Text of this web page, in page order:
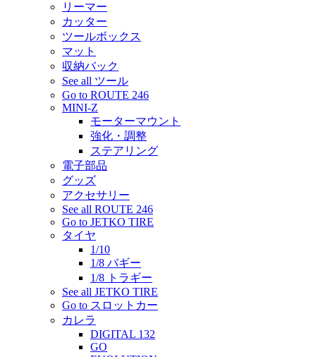
リーマー
カッター
ツールボックス
マット
収納バック
See all ツール
Go to ROUTE 246
MINI-Z
モーターマウント
強化・調整
ステアリング
電子部品
グッズ
アクセサリー
See all ROUTE 246
Go to JETKO TIRE
タイヤ
1/10
1/8 バギー
1/8 トラギー
See all JETKO TIRE
Go to スロットカー
カレラ
DIGITAL 132
GO